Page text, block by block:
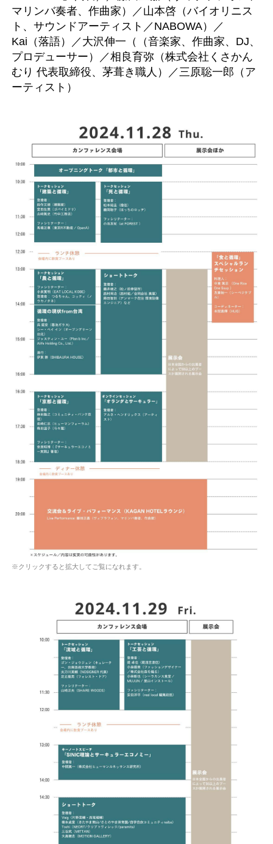
マリンバ奏者、作曲家）／山本啓（バイオリニス
ト、サウンドアーティスト／NABOWA）／
Kai（落語）／大沢伸一（（音楽家、作曲家、DJ、
プロデューサー）／相良育弥（株式会社くさかん
むり 代表取締役、茅葺き職人）／三原聡一郎（ア
ーティスト）
※クリックすると拡大してご覧になれます。